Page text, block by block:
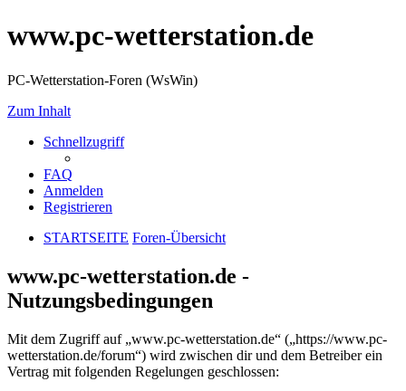
www.pc-wetterstation.de
PC-Wetterstation-Foren (WsWin)
Zum Inhalt
Schnellzugriff
FAQ
Anmelden
Registrieren
STARTSEITE Foren-Übersicht
www.pc-wetterstation.de -
Nutzungsbedingungen
Mit dem Zugriff auf „www.pc-wetterstation.de“ („https://www.pc-
wetterstation.de/forum“) wird zwischen dir und dem Betreiber ein
Vertrag mit folgenden Regelungen geschlossen: